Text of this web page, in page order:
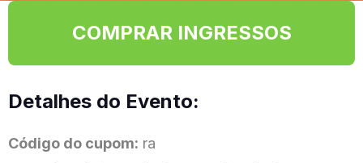
COMPRAR INGRESSOS
Detalhes do Evento:
Código do cupom: ra